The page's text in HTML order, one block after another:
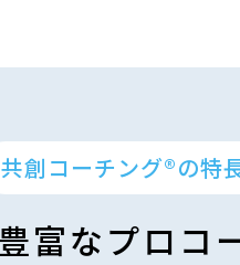
共創コーチング®の特
富なプロコ